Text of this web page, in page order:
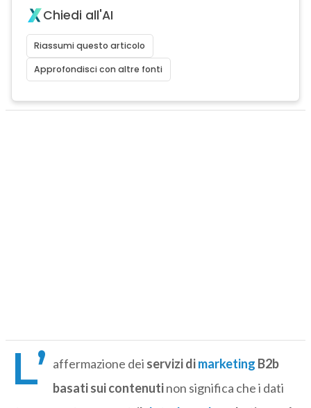
Chiedi all'AI
Riassumi questo articolo
Approfondisci con altre fonti
L’ affermazione dei servizi dimarketing B2b
basati sui contenutinon significa che i dati